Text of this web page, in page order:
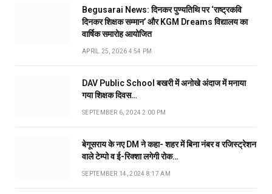
Begusarai News: दिनकर पुण्यतिथि पर ‘राष्ट्रकवि
दिनकर शिक्षक सम्मान’ और KGM Dreams विद्यालय का
वार्षिक समारोह आयोजित
APRIL 25, 2026 4:54 PM
DAV Public School बखरी में अनोखे अंदाज में मनाया
गया शिक्षक दिवस…
SEPTEMBER 6, 2024 2:00 PM
बेगूसराय के नए DM ने कहा- शहर में बिना नंबर व रजिस्ट्रेशन
वाले टेम्पो व ई-रिक्शा लगेगी रोक…
SEPTEMBER 14, 2024 8:17 AM